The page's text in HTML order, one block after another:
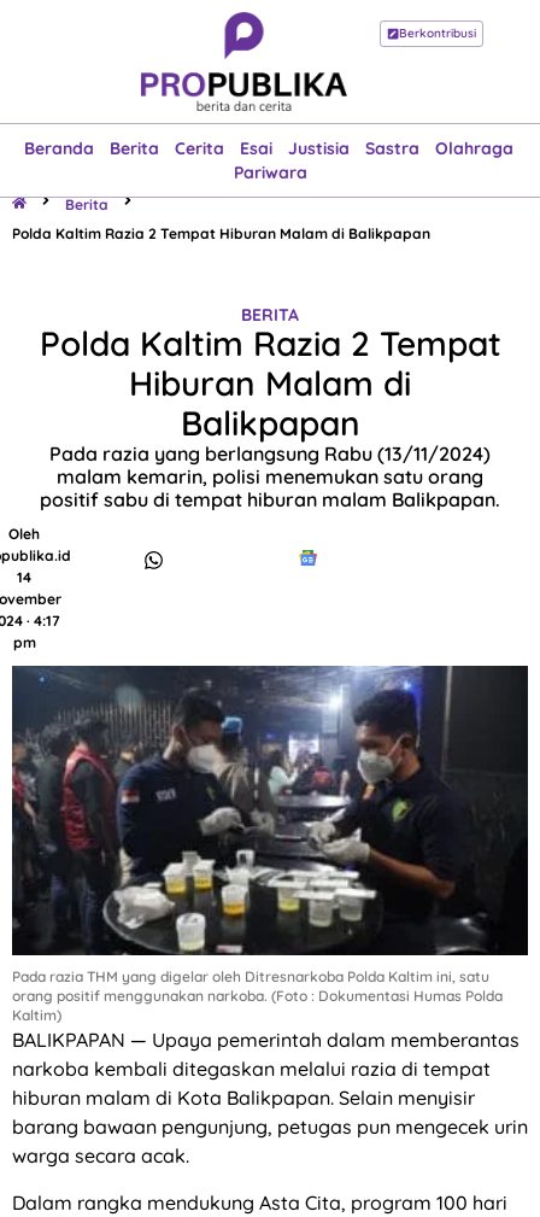
Berkontribusi
Beranda Berita Cerita Esai Justisia Sastra
Olahraga
Pariwara
Beranda
Esai
Justisia
Sastra
Olahraga
Pariwara
Berita
Polda Kaltim Razia 2 Tempat Hiburan Malam di Balikpapan
BERITA
Polda Kaltim Razia 2 Tempat
Hiburan Malam di
Balikpapan
Pada razia yang berlangsung Rabu (13/11/2024)
malam kemarin, polisi menemukan satu orang
positif sabu di tempat hiburan malam Balikpapan.
Oleh
14
· 4:17
pm
Pada razia THM yang digelar oleh Ditresnarkoba Polda Kaltim ini, satu
orang positif menggunakan narkoba. (Foto : Dokumentasi Humas Polda
Kaltim)
BALIKPAPAN — Upaya pemerintah dalam memberantas
narkoba kembali ditegaskan melalui razia di tempat
hiburan malam di Kota Balikpapan. Selain menyisir
barang bawaan pengunjung, petugas pun mengecek urin
warga secara acak.
Dalam rangka mendukung Asta Cita, program 100 hari